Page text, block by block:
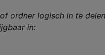
ordner logisch in te
in: